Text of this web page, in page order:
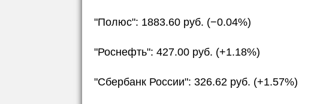
"Полюс": 1883.60 руб. (−0.04%)
"Роснефть": 427.00 руб. (+1.18%)
"Сбербанк России": 326.62 руб. (+1.57%)